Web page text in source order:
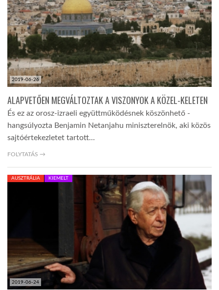
GLOBOBOOK
2019-06-26
ALAPVETŐEN MEGVÁLTOZTAK A VISZONYOK A KÖZEL-KELETEN
És ez az orosz-izraeli együttműködésnek köszönhető -
hangsúlyozta Benjamin Netanjahu miniszterelnök, aki közös
sajtóértekezletet tartott…
FOLYTATÁS →
2019-06-24
AUSZTRÁLIA KIEMELT